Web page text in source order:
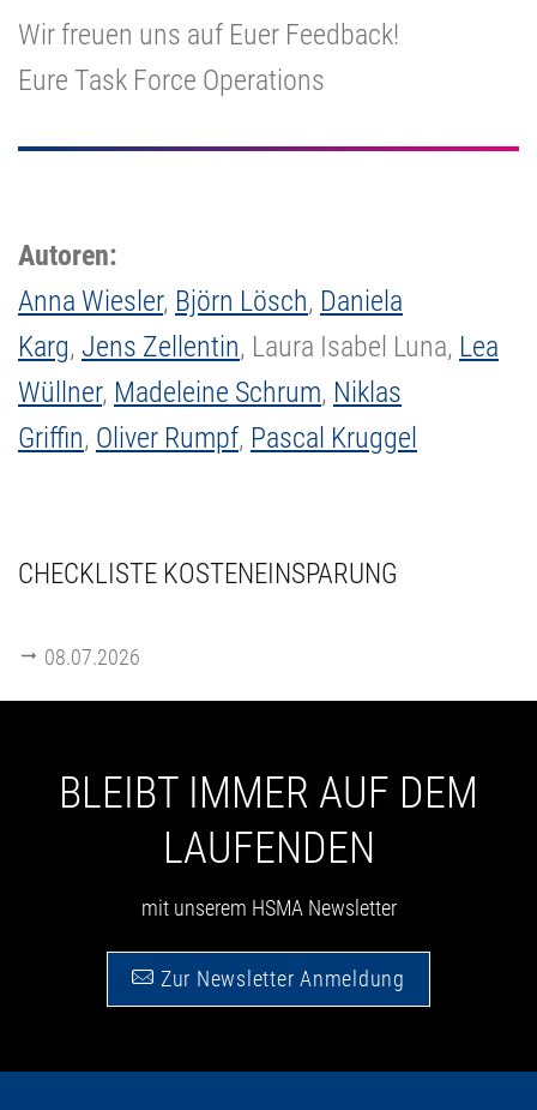
Wir freuen uns auf Euer Feedback!
Eure Task Force Operations
Autoren:
Anna Wiesler, Björn Lösch, Daniela
Karg, Jens Zellentin, Laura Isabel Luna, Lea
Wüllner, Madeleine Schrum, Niklas
Griffin, Oliver Rumpf, Pascal Kruggel
CHECKLISTE KOSTENEINSPARUNG
08.07.2026
BLEIBT IMMER AUF DEM
LAUFENDEN
mit unserem HSMA Newsletter
Zur Newsletter Anmeldung